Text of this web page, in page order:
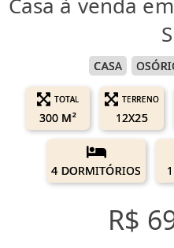
Casa à venda
CASA
TOTAL
300 M²
TERRENO
12X25
4 DORMITÓRIOS
R$